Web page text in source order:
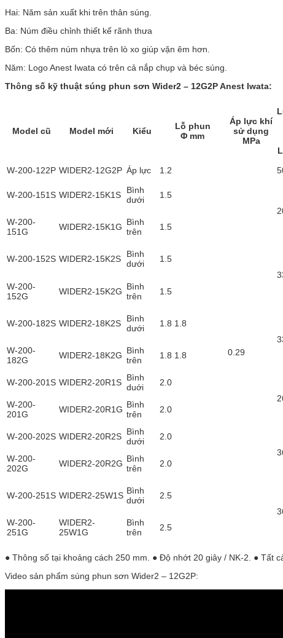
Hai: Năm sản xuất khi trên thân súng.
Ba: Núm điều chỉnh thiết kế rãnh thưa
Bốn: Có thêm núm nhựa trên lò xo giúp vặn êm hơn.
Năm: Logo Anest Iwata có trên cả nắp chụp và béc súng.
Thông số kỹ thuật súng phun sơn Wider2 – 12G2P Anest Iwata:
Model cũ Model mới Kiểu
Lỗ phun
Φ mm
Áp lực khí
sử dụng
MPa
W-200-122P WIDER2-12G2P Áp lực 1.2
0.29
W-200-151S WIDER2-15K1S
Bình
dưới
1.5
W-200-
151G
WIDER2-15K1G Bình
trên
1.5
W-200-152S WIDER2-15K2S
Bình
dưới
1.5
W-200-
152G
WIDER2-15K2G Bình
trên
1.5
W-200-182S WIDER2-18K2S
Bình
dưới
1.8 1.8
W-200-
182G
WIDER2-18K2G Bình
trên
1.8 1.8
W-200-201S WIDER2-20R1S Bình
duới
2.0
W-200-
201G
WIDER2-20R1G Bình
trên
2.0
W-200-202S WIDER2-20R2S Bình
dưới
2.0
W-200-
202G
WIDER2-20R2G Bình
trên
2.0
W-200-251S WIDER2-25W1S Bình
dưới
2.5
W-200-
251G
WIDER2-
25W1G
Bình
trên
2.5
● Thông số tại khoảng cách 250 mm. ● Độ nhớt 20 giây / NK-2. ● Tất
Video sản phẩm súng phun sơn Wider2 – 12G2P: